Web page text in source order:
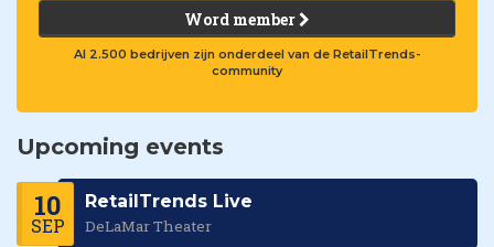
Word member
Al 2.500 bedrijven zijn onderdeel van de RetailTrends-
community
Upcoming events
10
SEP
RetailTrends Live
DeLaMar Theater